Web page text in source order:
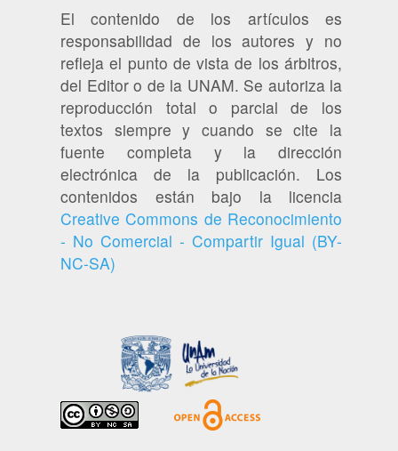
El contenido de los artículos es
responsabilidad de los autores y no
refleja el punto de vista de los árbitros,
del Editor o de la UNAM. Se autoriza la
reproducción total o parcial de los
textos siempre y cuando se cite la
fuente completa y la dirección
electrónica de la publicación. Los
contenidos están bajo la licencia
Creative Commons de Reconocimiento
- No Comercial - Compartir Igual (BY-
NC-SA)